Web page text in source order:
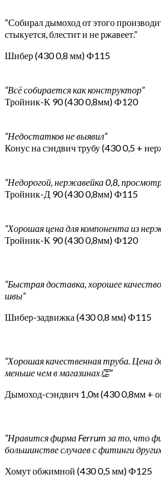
“Собирал дымоход от этого
стыкуется, блестит и не ржавеет.”
Шибер (430 0,8 мм) Ф115
“Всё собирается как конструктор”
Тройник-К 90 (430 0,8мм) Ф120
“Недостатков не выявил”
Конус на сэндвич трубу (430 0,5 +
“Недорогой, нержавейка 0,8,
Тройник-Д 90 (430 0,8мм) Ф115
“Хорошая цена для компонента из
Тройник-К 90 (430 0,8мм) Ф120
“Быстрая доставка, хорошее
швы”
Шибер-задвижка (430 0,8 мм) Ф115
“Хорошая качественная труба. Цена
меньше чем в магазинах👏”
Дымоход-сэндвич 1,0м (430 0,8мм +
“Нравится фирма Ferrum за то, что
большинстве случаев с фитинги
Хомут обжимной (430 0,5 мм) Ф125